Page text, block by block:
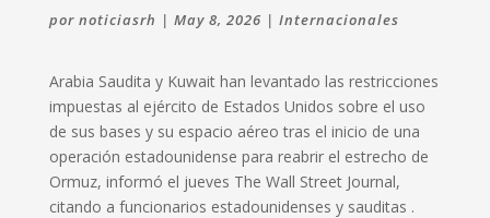
por noticiasrh | May 8, 2026 | Internacionales
Arabia Saudita y Kuwait ‌han levantado ‌las restricciones
impuestas ​al ejército de Estados Unidos sobre el ‌uso
⁠de sus bases y ⁠su espacio aéreo tras ​el ​inicio ​de una
‌operación estadounidense para reabrir el estrecho de
Ormuz, informó el ‌jueves The Wall ​Street ​Journal, ​
citando a ‌funcionarios estadounidenses y ​sauditas .